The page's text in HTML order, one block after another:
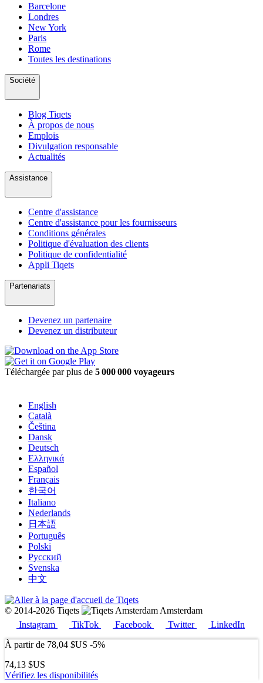
Barcelone
Londres
New York
Paris
Rome
Toutes les destinations
Société
Blog Tiqets
À propos de nous
Emplois
Divulgation responsable
Actualités
Assistance
Centre d'assistance
Centre d'assistance pour les fournisseurs
Conditions générales
Politique d'évaluation des clients
Politique de confidentialité
Appli Tiqets
Partenariats
Devenez un partenaire
Devenez un distributeur
Téléchargée par plus de 5 000 000 voyageurs
English
Català
Čeština
Dansk
Deutsch
Ελληνικά
Español
Français
한국어
Italiano
Nederlands
日本語
Português
Polski
Русский
Svenska
中文
© 2014-2026 Tiqets
Amsterdam
Instagram
TikTok Facebook Twitter
LinkedIn
À partir de 78,04 $US -5%
74,13 $US
Vérifiez les disponibilités